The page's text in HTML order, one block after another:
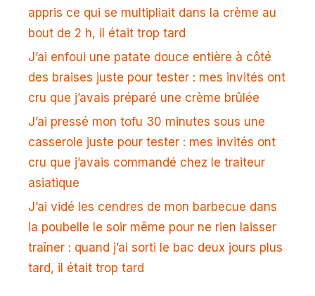
appris ce qui se multipliait dans la crème au
bout de 2 h, il était trop tard
J’ai enfoui une patate douce entière à côté
des braises juste pour tester : mes invités ont
cru que j’avais préparé une crème brûlée
J’ai pressé mon tofu 30 minutes sous une
casserole juste pour tester : mes invités ont
cru que j’avais commandé chez le traiteur
asiatique
J’ai vidé les cendres de mon barbecue dans
la poubelle le soir même pour ne rien laisser
traîner : quand j’ai sorti le bac deux jours plus
tard, il était trop tard